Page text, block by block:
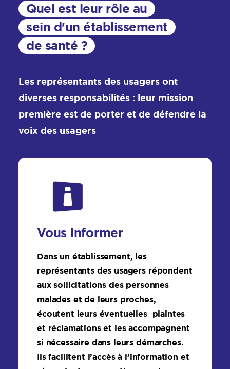
Quel est leur rôle au
sein d'un établissement
de santé ?
Les représentants des usagers ont
diverses responsabilités : leur mission
première est de porter et de défendre la
voix des usagers
Vous informer
Dans un établissement, les
représentants des usagers répondent
aux sollicitations des personnes
malades et de leurs proches,
écoutent leurs éventuelles plaintes
et réclamations et les accompagnent
si nécessaire dans leurs démarches.
Ils facilitent l’accès à l’information et